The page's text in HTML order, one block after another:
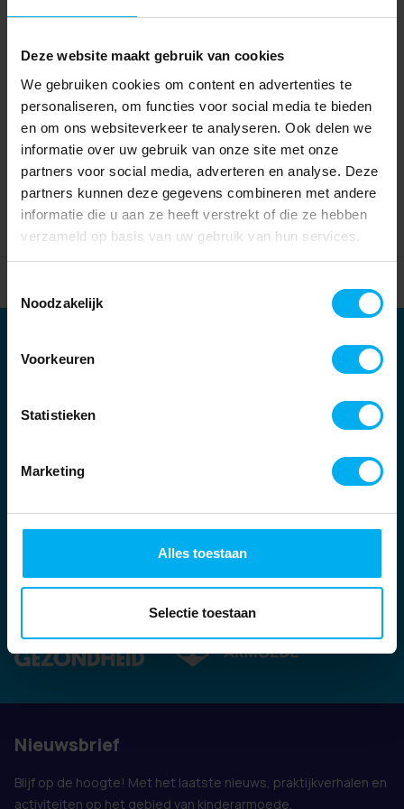
Deze website maakt gebruik van cookies
We gebruiken cookies om content en advertenties te
personaliseren, om functies voor social media te bieden
en om ons websiteverkeer te analyseren. Ook delen we
informatie over uw gebruik van onze site met onze
partners voor social media, adverteren en analyse. Deze
partners kunnen deze gegevens combineren met andere
informatie die u aan ze heeft verstrekt of die ze hebben
verzameld op basis van uw gebruik van hun services.
Noodzakelijk
Voorkeuren
Statistieken
Marketing
Alles toestaan
Selectie toestaan
Partners
Ook vertegenwoordigd door:
Nieuwsbrief
Blijf op de hoogte! Met het laatste nieuws, praktijkverhalen en
activiteiten op het gebied van kinderarmoede.